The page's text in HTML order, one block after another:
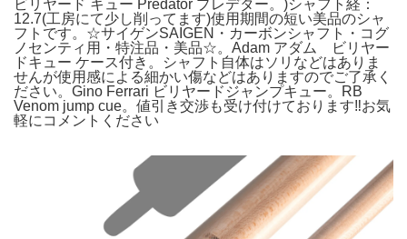
ビリヤード キュー Predator プレデター。)シャフト経：
12.7(工房にて少し削ってます)使用期間の短い美品のシャ
フトです。☆サイゲンSAIGEN・カーボンシャフト・コグ
ノセンティ用・特注品・美品☆。Adam アダム ビリヤー
ドキュー ケース付き。シャフト自体はソリなどはありま
せんが使用感による細かい傷などはありますのでご了承く
ださい。Gino Ferrari ビリヤードジャンプキュー。RB
Venom jump cue。値引き交渉も受け付けております‼️お気
軽にコメントください